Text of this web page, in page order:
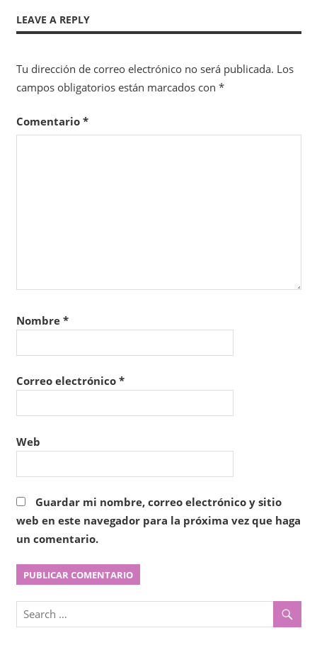
LEAVE A REPLY
Tu dirección de correo electrónico no será publicada. Los
campos obligatorios están marcados con *
Comentario *
Nombre *
Correo electrónico *
Web
Guardar mi nombre, correo electrónico y sitio
web en este navegador para la próxima vez que haga
un comentario.